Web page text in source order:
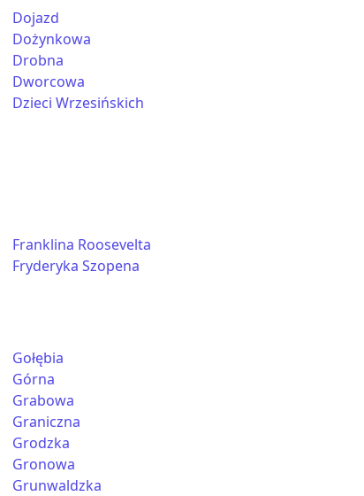
Dojazd
Dożynkowa
Drobna
Dworcowa
Dzieci Wrzesińskich
Franklina Roosevelta
Fryderyka Szopena
Gołębia
Górna
Grabowa
Graniczna
Grodzka
Gronowa
Grunwaldzka